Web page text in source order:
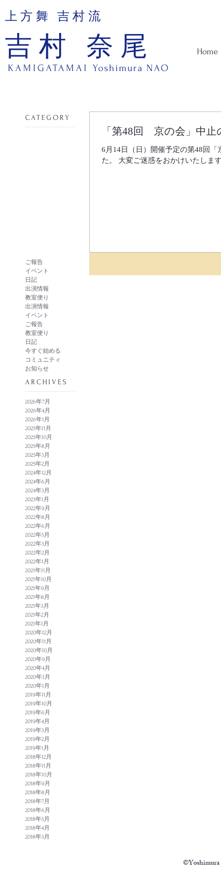
上方舞 吉村流
吉村 奈尾 Home
KAMIGATAMAI Yoshimura NAO
​CATEGORY
ご報告
イベント
日記
出演情報
教室便り
出演情報
イベント
ご報告
教室便り
日記
今すぐ始める
コミュニティ
お知らせ
「第48回 京の会」中止
6月14日（日）開催予定の第48回
た。 大変ご迷惑をおかけいたしま
​ARCHIVES
2026年7月
2026年4月
2026年1月
2025年11月
2025年10月
2025年8月
2025年3月
2025年2月
2024年12月
2024年6月
2024年3月
2023年1月
2022年9月
2022年8月
2022年6月
2022年5月
2022年3月
2022年2月
2022年1月
2021年11月
2021年10月
2021年9月
2021年8月
2021年3月
2021年2月
2021年1月
2020年12月
2020年11月
2020年10月
2020年9月
2020年4月
2020年3月
2020年1月
2019年11月
2019年10月
2019年6月
2019年4月
2019年3月
2019年2月
2019年1月
2018年12月
2018年11月
2018年10月
2018年9月
2018年8月
2018年7月
2018年6月
2018年5月
2018年4月
2018年3月
©Yoshimura